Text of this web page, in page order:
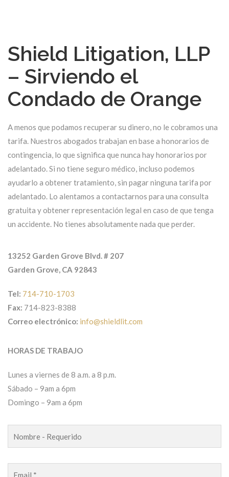
Shield Litigation, LLP
– Sirviendo el
Condado de Orange
A menos que podamos recuperar su dinero, no le cobramos una
tarifa. Nuestros abogados trabajan en base a honorarios de
contingencia, lo que significa que nunca hay honorarios por
adelantado. Si no tiene seguro médico, incluso podemos
ayudarlo a obtener tratamiento, sin pagar ninguna tarifa por
adelantado. Lo alentamos a contactarnos para una consulta
gratuita y obtener representación legal en caso de que tenga
un accidente. No tienes absolutamente nada que perder.
13252 Garden Grove Blvd. # 207
Garden Grove, CA 92843
Tel: 714-710-1703
Fax: 714-823-8388
Correo electrónico: info@shieldlit.com
HORAS DE TRABAJO
Lunes a viernes de 8 a.m. a 8 p.m.
Sábado – 9am a 6pm
Domingo – 9am a 6pm